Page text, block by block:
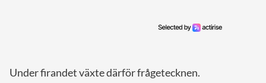
Under firandet växte därför frågetecknen.